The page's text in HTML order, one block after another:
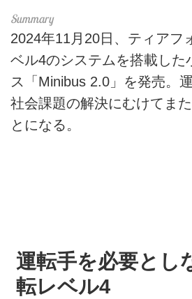
このメディアについ
運営会社
利用規約
2024年11月20日、ティアフ
ベル4のシステムを搭載した
ス「Minibus 2.0」を発売。
社会課題の解決にむけてま
とになる。
運転手を必要とし
転レベル4